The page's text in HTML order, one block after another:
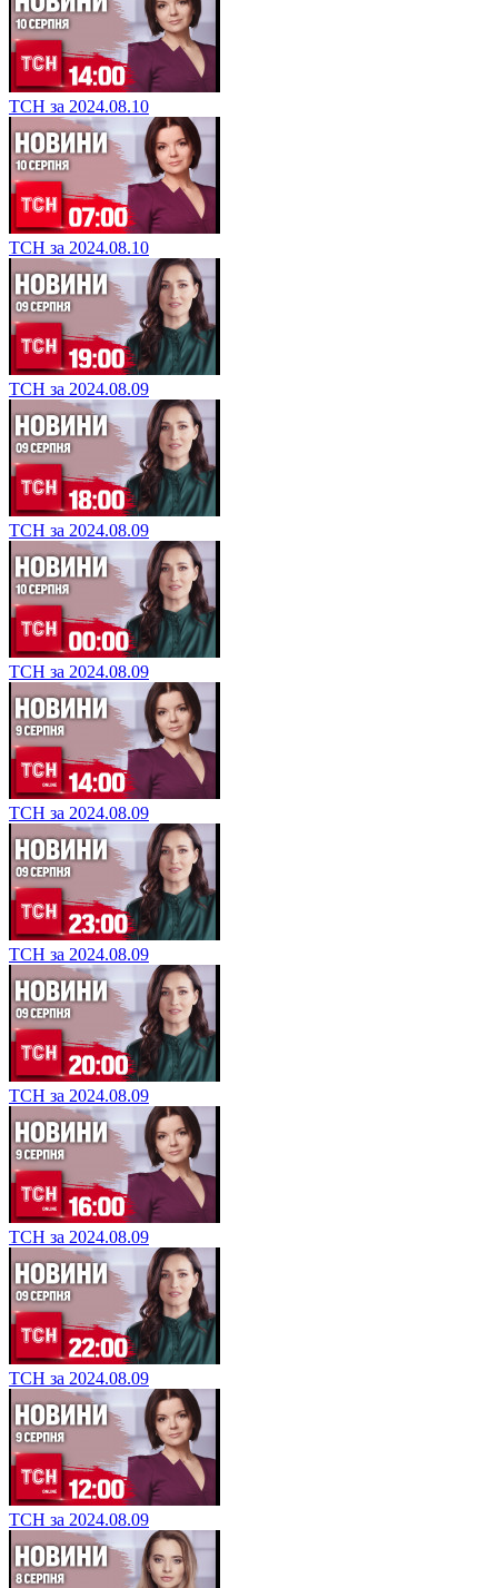
ТСН за 2024.08.10
ТСН за 2024.08.10
ТСН за 2024.08.09
ТСН за 2024.08.09
ТСН за 2024.08.09
ТСН за 2024.08.09
ТСН за 2024.08.09
ТСН за 2024.08.09
ТСН за 2024.08.09
ТСН за 2024.08.09
ТСН за 2024.08.09